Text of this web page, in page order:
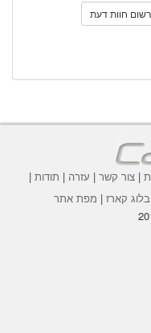
רשום חוות דעת
|צור קשר | עזרה | תודות |
בלוג קארז | מפת אתר